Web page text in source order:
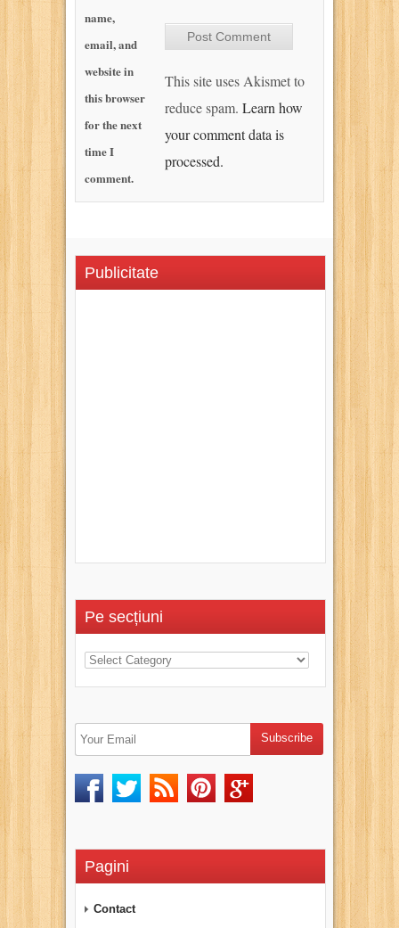
name,
email, and
website in
this browser
for the next
time I
comment.
This site uses Akismet to
reduce spam. Learn how
your comment data is
processed.
Publicitate
Pe secțiuni
Pagini
Contact